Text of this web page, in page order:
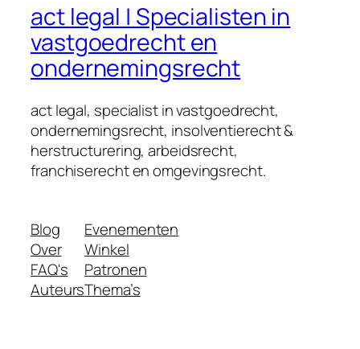
act legal | Specialisten in
vastgoedrecht en
ondernemingsrecht
act legal, specialist in vastgoedrecht,
ondernemingsrecht, insolventierecht &
herstructurering, arbeidsrecht,
franchiserecht en omgevingsrecht.
Blog
Over
FAQ's
Auteurs
Evenementen
Winkel
Patronen
Thema’s